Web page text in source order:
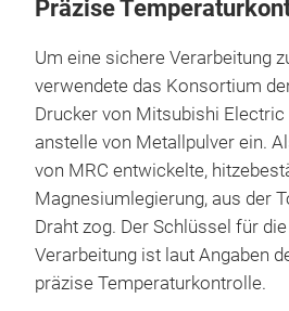
Präzise
Um eine sichere Verarbeitung
verwendete das Konsortium
Drucker von Mitsubishi Electric
anstelle von Metallpulver ein.
von MRC entwickelte,
Magnesiumlegierung, aus der
Draht zog. Der Schlüssel für
Verarbeitung ist laut Angaben
präzise Temperaturkontrolle.